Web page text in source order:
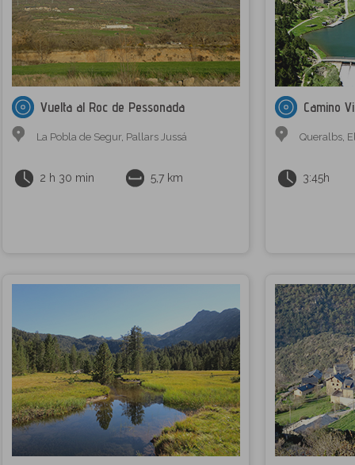
Vuelta al Roc de Pessonada
La Pobla de Segur, Pallars Jussá
2 h 30 min 5,7 km
Camino
Queralbs,
3:45h